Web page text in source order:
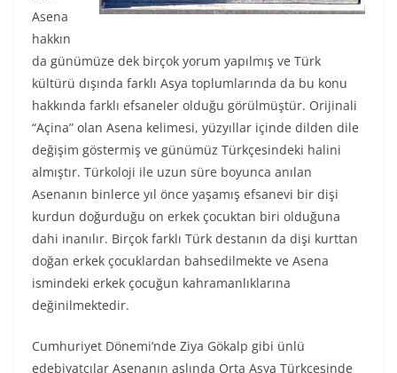
Asena
hakkın
da günümüze dek birçok yorum yapılmış ve Türk
kültürü dışında farklı Asya toplumlarında da bu konu
hakkında farklı efsaneler olduğu görülmüştür. Orijinali
“Açina” olan Asena kelimesi, yüzyıllar içinde dilden dile
değişim göstermiş ve günümüz Türkçesindeki halini
almıştır. Türkoloji ile uzun süre boyunca anılan
Asenanın binlerce yıl önce yaşamış efsanevi bir dişi
kurdun doğurduğu on erkek çocuktan biri olduğuna
dahi inanılır. Birçok farklı Türk destanın da dişi kurttan
doğan erkek çocuklardan bahsedilmekte ve Asena
ismindeki erkek çocuğun kahramanlıklarına
değinilmektedir.
Cumhuriyet Dönemi’nde Ziya Gökalp gibi ünlü
edebiyatçılar Asenanın aslında Orta Asya Türkçesinde